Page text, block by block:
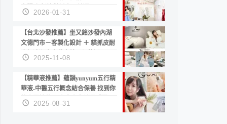
套服務 新娘備婚省心首選！
2026-01-31
【台北沙發推薦】坐又銘沙發內湖
文德門市－客製化設計 ＋ 貓抓皮耐
磨好清潔｜直營直銷、價格透明
高CP值打造夢想居家風格
2025-11-08
【精華液推薦】蘊韻yunyum五行精
華液-中醫五行概念結合保養 找到你
的專屬精華！ 水㊀土㊀就選「潤・
賦精華」維持肌膚剛剛好的平衡
2025-08-31